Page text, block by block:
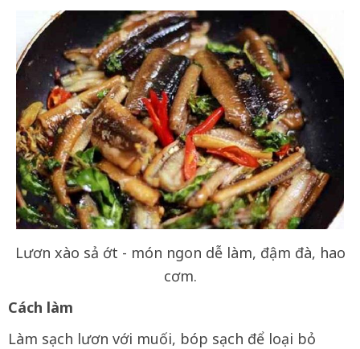
Lươn xào sả ớt - món ngon dễ làm, đậm đà, hao
cơm.
Cách làm
Làm sạch lươn với muối, bóp sạch để loại bỏ